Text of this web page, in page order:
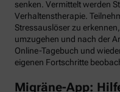
senken. Vermittelt werden
Verhaltenstherapie.
Stressauslöser zu
umzugehen und nach der
Online-Tagebuch und
eigenen Fortschritte
Migräne-App: